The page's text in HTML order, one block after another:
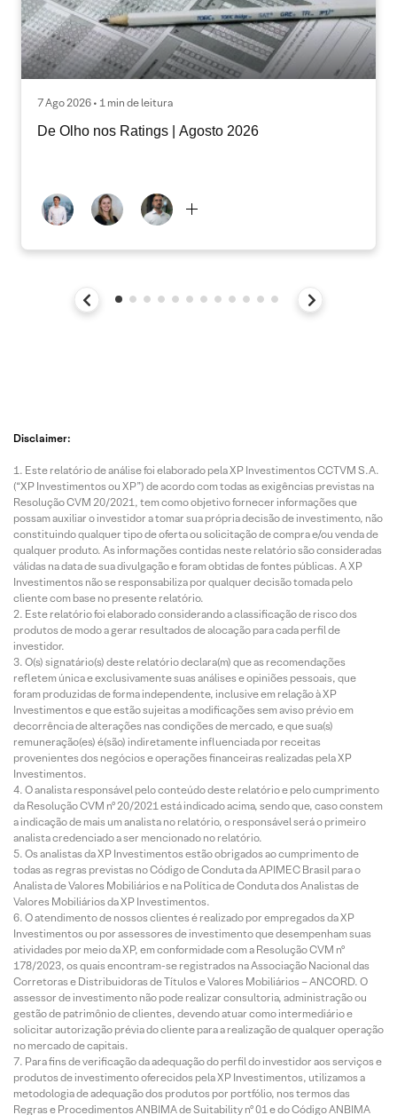
7 Ago 2026 • 1 min de leitura
De Olho nos Ratings | Agosto 2026
Disclaimer:
Este relatório de análise foi elaborado pela XP Investimentos CCTVM S.A.
(“XP Investimentos ou XP”) de acordo com todas as exigências previstas na
Resolução CVM 20/2021, tem como objetivo fornecer informações que
possam auxiliar o investidor a tomar sua própria decisão de investimento, não
constituindo qualquer tipo de oferta ou solicitação de compra e/ou venda de
qualquer produto. As informações contidas neste relatório são consideradas
válidas na data de sua divulgação e foram obtidas de fontes públicas. A XP
Investimentos não se responsabiliza por qualquer decisão tomada pelo
cliente com base no presente relatório.
Este relatório foi elaborado considerando a classificação de risco dos
produtos de modo a gerar resultados de alocação para cada perfil de
investidor.
O(s) signatário(s) deste relatório declara(m) que as recomendações
refletem única e exclusivamente suas análises e opiniões pessoais, que
foram produzidas de forma independente, inclusive em relação à XP
Investimentos e que estão sujeitas a modificações sem aviso prévio em
decorrência de alterações nas condições de mercado, e que sua(s)
remuneração(es) é(são) indiretamente influenciada por receitas
provenientes dos negócios e operações financeiras realizadas pela XP
Investimentos.
O analista responsável pelo conteúdo deste relatório e pelo cumprimento
da Resolução CVM nº 20/2021 está indicado acima, sendo que, caso constem
a indicação de mais um analista no relatório, o responsável será o primeiro
analista credenciado a ser mencionado no relatório.
Os analistas da XP Investimentos estão obrigados ao cumprimento de
todas as regras previstas no Código de Conduta da APIMEC Brasil para o
Analista de Valores Mobiliários e na Política de Conduta dos Analistas de
Valores Mobiliários da XP Investimentos.
O atendimento de nossos clientes é realizado por empregados da XP
Investimentos ou por assessores de investimento que desempenham suas
atividades por meio da XP, em conformidade com a Resolução CVM nº
178/2023, os quais encontram-se registrados na Associação Nacional das
Corretoras e Distribuidoras de Títulos e Valores Mobiliários – ANCORD. O
assessor de investimento não pode realizar consultoria, administração ou
gestão de patrimônio de clientes, devendo atuar como intermediário e
solicitar autorização prévia do cliente para a realização de qualquer operação
no mercado de capitais.
Para fins de verificação da adequação do perfil do investidor aos serviços e
produtos de investimento oferecidos pela XP Investimentos, utilizamos a
metodologia de adequação dos produtos por portfólio, nos termos das
Regras e Procedimentos ANBIMA de Suitability nº 01 e do Código ANBIMA